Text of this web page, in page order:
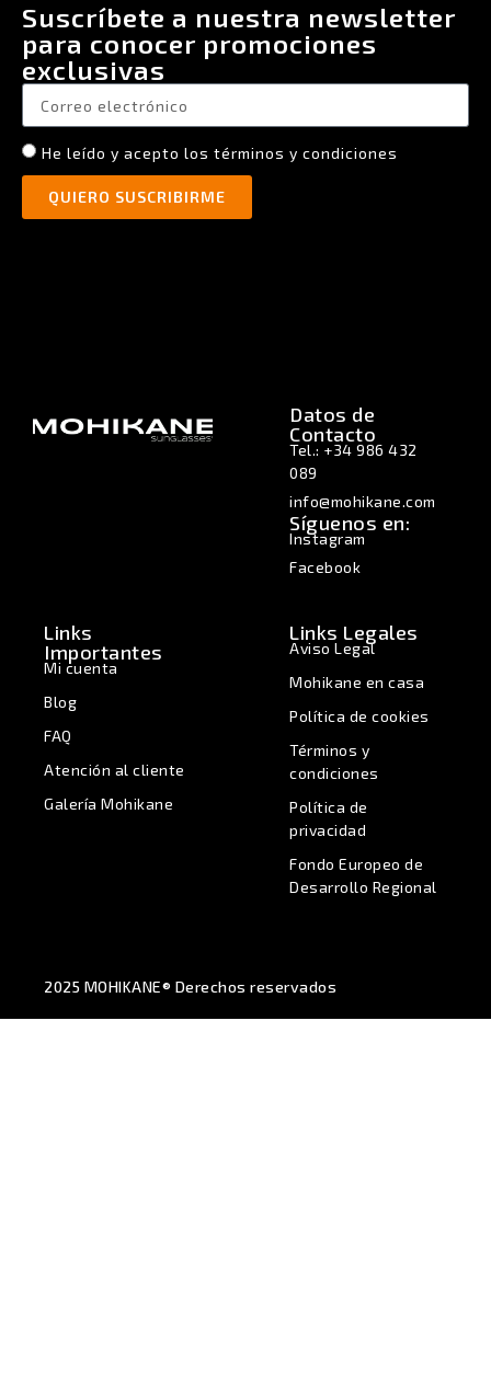
Suscríbete a nuestra newsletter
para conocer promociones
exclusivas
He leído y acepto los términos y condiciones
QUIERO SUSCRIBIRME
Datos de
Contacto
Tel.: +34 986 432
089
info@mohikane.com
Síguenos en:
Instagram
Facebook
Links
Importantes
Mi cuenta
Blog
FAQ
Atención al cliente
Galería Mohikane
Links Legales
Aviso Legal
Mohikane en casa
Política de cookies
Términos y
condiciones
Política de
privacidad
Fondo Europeo de
Desarrollo Regional
2025 MOHIKANE® Derechos reservados